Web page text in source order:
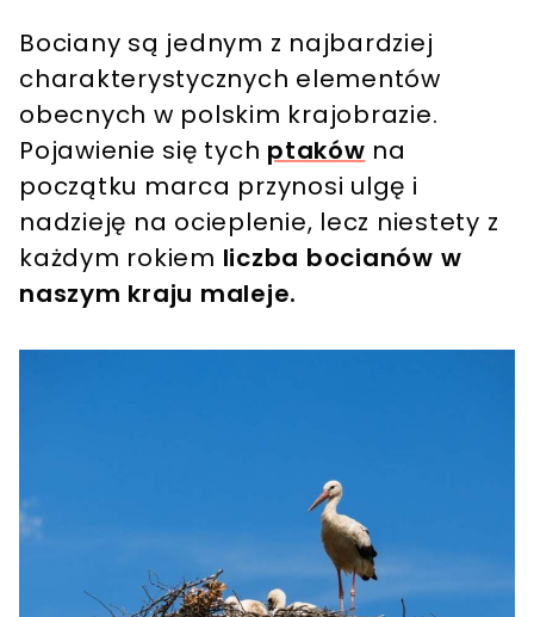
Bociany są jednym z najbardziej
charakterystycznych elementów
obecnych w polskim krajobrazie.
Pojawienie się tych ptaków na
początku marca przynosi ulgę i
nadzieję na ocieplenie, lecz niestety z
każdym rokiem liczba bocianów w
naszym kraju maleje.